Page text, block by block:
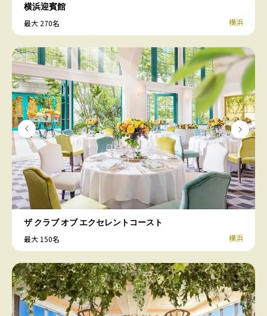
横浜迎賓館
最大 270名 横浜
ザ クラブ オブ エクセレントコースト
最大 150名 横浜